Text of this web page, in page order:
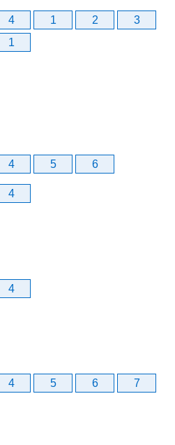
4 1 2
3
1
4 5 6
4
4
4 5 6
7